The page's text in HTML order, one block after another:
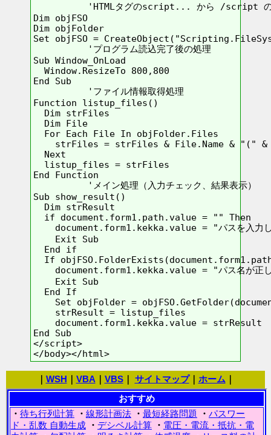
'HTMLタグのscript... から /script の
Dim objFSO
Dim objFolder
Set objFSO =
          'プログラム読込完了後の処理
Sub Window_OnLoad
  Window.ResizeTo 800,800
End Sub
          'ファイル情報取得処理
Function listup_files()
  Dim strFiles
  Dim File
  For Each File In objFolder.Files
strFiles = strFiles & File.Name & "("
  Next
  listup_files = strFiles
End Function
          'メイン処理（入力チェック、結果表示）
Sub show_result()
  Dim strResult
  if document.form1.path.value = "" Then
document.form1.kekka.value = "パスを入力し
    Exit Sub
  End if
If
document.form1.kekka.value = "パス名が正し
    Exit Sub
  End If
Set objFolder =
    strResult = listup_files
    document.form1.kekka.value = strResult
End Sub
</script>
｜ WSH ｜ VBA ｜ VBS｜ サイトマップ｜ ホーム ｜